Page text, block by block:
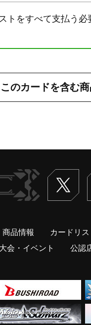
をすべて支払う必
このカードを含む
商品情報 カードリス
大会・イベント 公認